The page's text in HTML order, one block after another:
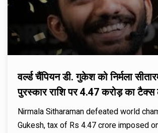
वर्ल्ड चैंपियन डी. गुकेश को निर्मला
पुरस्कार राशि पर 4.47 करोड़ का टैक्स
Nirmala Sitharaman defeated world
Gukesh, tax of Rs 4.47 crore imposed